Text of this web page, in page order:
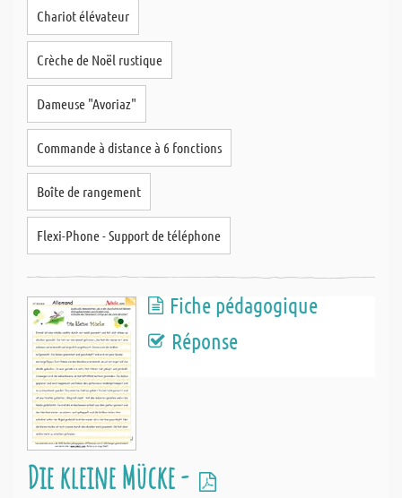
Chariot élévateur
Crèche de Noël rustique
Dameuse "Avoriaz"
Commande à distance à 6 fonctions
Boîte de rangement
Flexi-Phone - Support de téléphone
Fiche pédagogique
Réponse
Die kleine Mücke -